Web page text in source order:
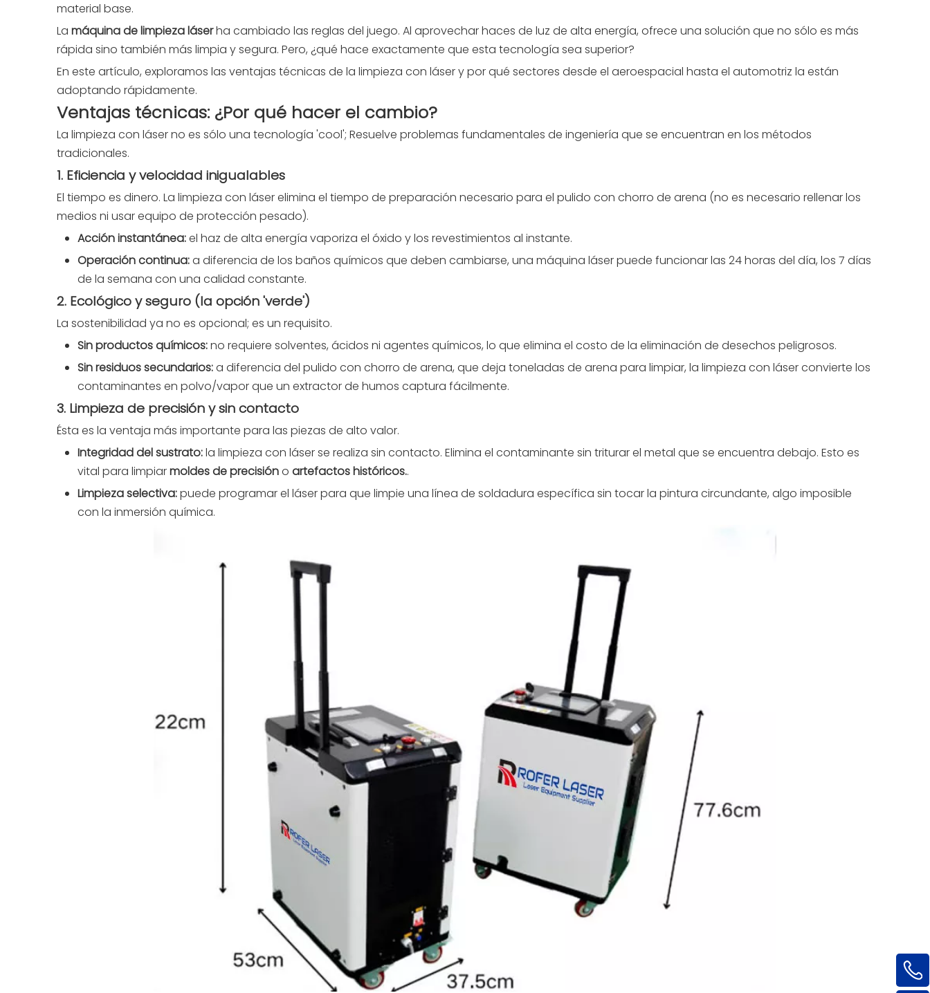
material base.
La máquina de limpieza láserha cambiado las reglas del juego. Al aprovechar haces de luz de alta energía, ofrece una solución que no sólo es más
rápida sino también más limpia y segura. Pero, ¿qué hace exactamente que esta tecnología sea superior?
En este artículo, exploramos las ventajas técnicas de la limpieza con láser y por qué sectores desde el aeroespacial hasta el automotriz la están
adoptando rápidamente.
Ventajas técnicas: ¿Por qué hacer el cambio?
La limpieza con láser no es sólo una tecnología 'cool'; Resuelve problemas fundamentales de ingeniería que se encuentran en los métodos
tradicionales.
1. Eficiencia y velocidad inigualables
El tiempo es dinero. La limpieza con láser elimina el tiempo de preparación necesario para el pulido con chorro de arena (no es necesario rellenar los
medios ni usar equipo de protección pesado).
Acción instantánea:el haz de alta energía vaporiza el óxido y los revestimientos al instante.
Operación continua:a diferencia de los baños químicos que deben cambiarse, una máquina láser puede funcionar las 24 horas del día, los 7 días
de la semana con una calidad constante.
2. Ecológico y seguro (la opción 'verde')
La sostenibilidad ya no es opcional; es un requisito.
Sin productos químicos:no requiere solventes, ácidos ni agentes químicos, lo que elimina el costo de la eliminación de desechos peligrosos.
Sin residuos secundarios:a diferencia del pulido con chorro de arena, que deja toneladas de arena para limpiar, la limpieza con láser convierte los
contaminantes en polvo/vapor que un extractor de humos captura fácilmente.
3. Limpieza de precisión y sin contacto
Ésta es la ventaja más importante para las piezas de alto valor.
Integridad del sustrato:la limpieza con láser se realiza sin contacto. Elimina el contaminante sin triturar el metal que se encuentra debajo. Esto es
vital para limpiarmoldes de precisióno artefactos históricos..
Limpieza selectiva:puede programar el láser para que limpie una línea de soldadura específica sin tocar la pintura circundante, algo imposible
con la inmersión química.